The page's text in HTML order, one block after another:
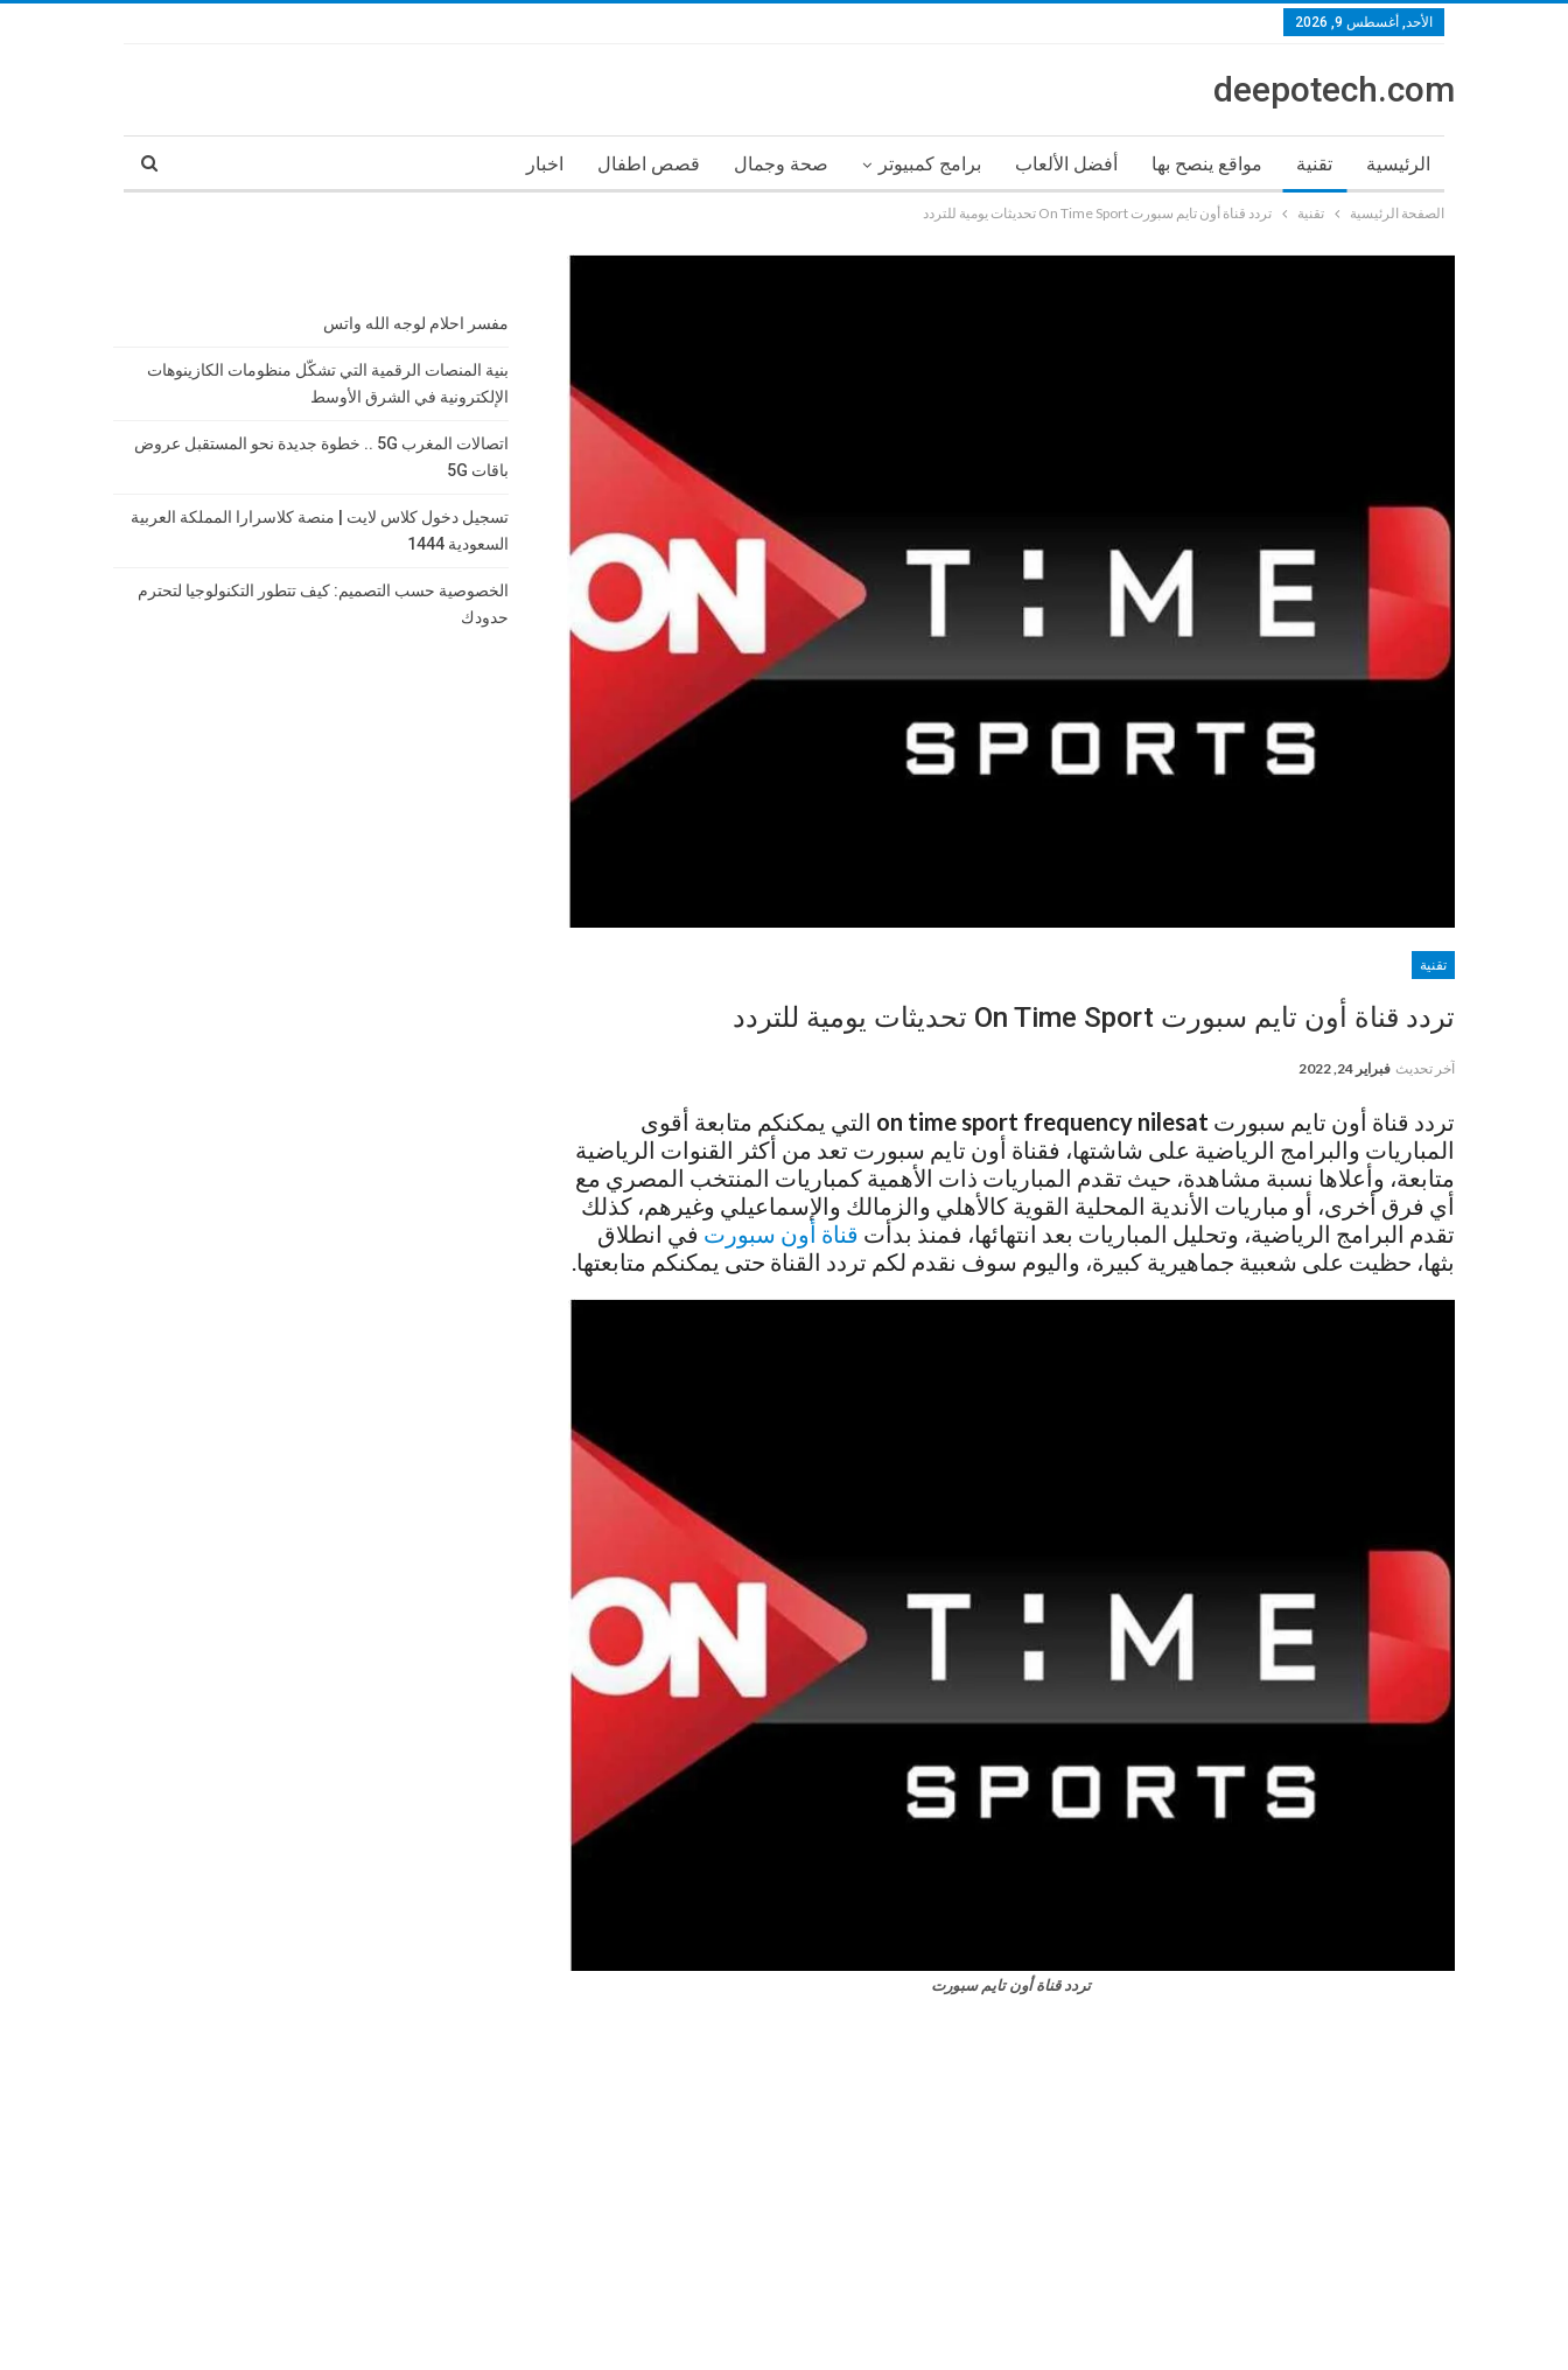
الأحد, أغسطس 9, 2026
deepotech.com
الرئيسية تقنية مواقع ينصح بها أفضل الألعاب برامج كمبيوتر صحة وجمال قصص اطفال اخبار
الصفحة الرئيسية تقنية تردد قناة أون تايم سبورت On Time Sport تحديثات يومية للتردد
تقنية
تردد قناة أون تايم سبورت On Time Sport تحديثات يومية للتردد
آخر تحديث فبراير 24, 2022
تردد قناة أون تايم سبورت on time sport frequency nilesat التي يمكنكم متابعة أقوى
المباريات والبرامج الرياضية على شاشتها، فقناة أون تايم سبورت تعد من أكثر القنوات الرياضية
متابعة، وأعلاها نسبة مشاهدة، حيث تقدم المباريات ذات الأهمية كمباريات المنتخب المصري مع
أي فرق أخرى، أو مباريات الأندية المحلية القوية كالأهلي والزمالك والإسماعيلي وغيرهم، كذلك
تقدم البرامج الرياضية، وتحليل المباريات بعد انتهائها، فمنذ بدأت قناة أون سبورت في انطلاق
بثها، حظيت على شعبية جماهيرية كبيرة، واليوم سوف نقدم لكم تردد القناة حتى يمكنكم متابعتها.
تردد قناة أون تايم سبورت
مفسر احلام لوجه الله واتس
بنية المنصات الرقمية التي تشكّل منظومات الكازينوهات
الإلكترونية في الشرق الأوسط
اتصالات المغرب 5G .. خطوة جديدة نحو المستقبل عروض
باقات 5G
تسجيل دخول كلاس لايت | منصة كلاسرارا المملكة العربية
السعودية 1444
الخصوصية حسب التصميم: كيف تتطور التكنولوجيا لتحترم
حدودك